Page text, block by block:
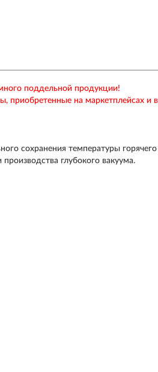
поддельной продукции!
приобретенные на маркетплейсах и
сохранения температуры
глубокого вакуума.